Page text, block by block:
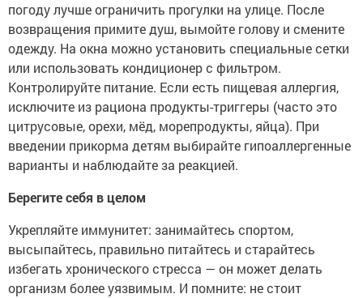
погоду лучше ограничить прогулки на улице. После
возвращения примите душ, вымойте голову и смените
одежду. На окна можно установить специальные сетки
или использовать кондиционер с фильтром.
Контролируйте питание. Если есть пищевая аллергия,
исключите из рациона продукты-триггеры (часто это
цитрусовые, орехи, мёд, морепродукты, яйца). При
введении прикорма детям выбирайте гипоаллергенные
варианты и наблюдайте за реакцией.
Берегите себя в целом
Укрепляйте иммунитет: занимайтесь спортом,
высыпайтесь, правильно питайтесь и старайтесь
избегать хронического стресса — он может делать
организм более уязвимым. И помните: не стоит